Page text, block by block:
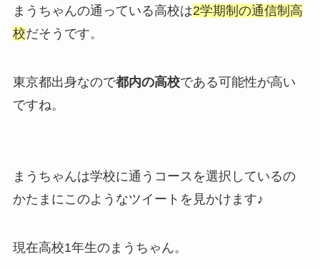
まうちゃんの通っている高校は2学期制の通信制高
校だそうです。
東京都出身なので都内の高校である可能性が高い
ですね。
まうちゃんは学校に通うコースを選択しているの
かたまにこのようなツイートを見かけます♪
現在高校1年生のまうちゃん。